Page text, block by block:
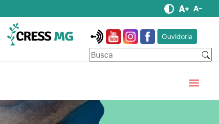
Ouvidoria